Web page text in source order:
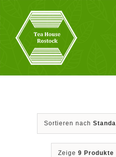
springen
Sortieren nach
Zeige 9 Produkte